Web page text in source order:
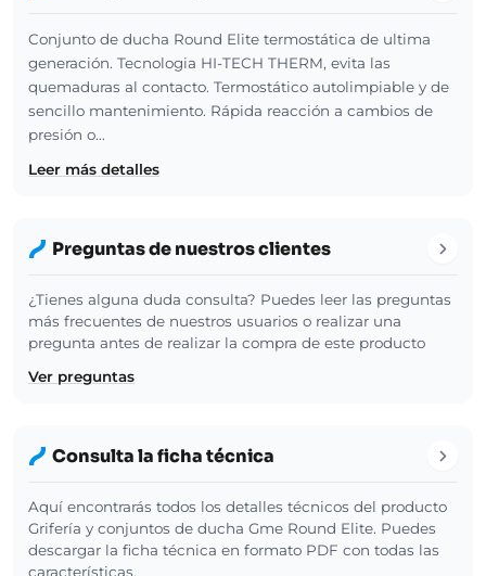
Conjunto de ducha Round Elite termostática de ultima
generación. Tecnologia HI-TECH THERM, evita las
quemaduras al contacto. Termostático autolimpiable y de
sencillo mantenimiento. Rápida reacción a cambios de
presión o…
Leer más detalles
Preguntas de nuestros clientes
¿Tienes alguna duda consulta? Puedes leer las preguntas
más frecuentes de nuestros usuarios o realizar una
pregunta antes de realizar la compra de este producto
Ver preguntas
Consulta la ficha técnica
Aquí encontrarás todos los detalles técnicos del producto
Grifería y conjuntos de ducha Gme Round Elite. Puedes
descargar la ficha técnica en formato PDF con todas las
características.